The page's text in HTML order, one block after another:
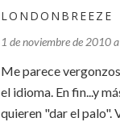
LONDONBREEZE
1 de noviembre de 2010
Me parece
el idioma. En fin...y
quieren "dar el palo".